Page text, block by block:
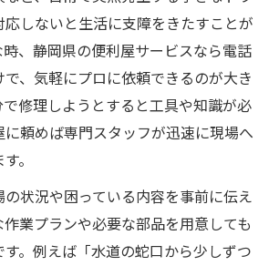
しないと生活に支障をきたすことが
、静岡県の便利屋サービスなら電話
、気軽にプロに依頼できるのが大き
修理しようとすると工具や知識が必
頼めば専門スタッフが迅速に現場へ
。
状況や困っている内容を事前に伝え
業プランや必要な部品を用意しても
。例えば「水道の蛇口から少しずつ